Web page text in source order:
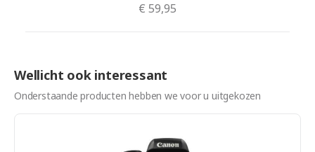
€ 59,95
Wellicht ook interessant
Onderstaande producten hebben we voor u uitgekozen